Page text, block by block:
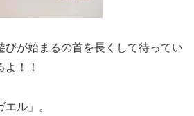
びが始まるの首を長くして待ってい
！！
ル」。